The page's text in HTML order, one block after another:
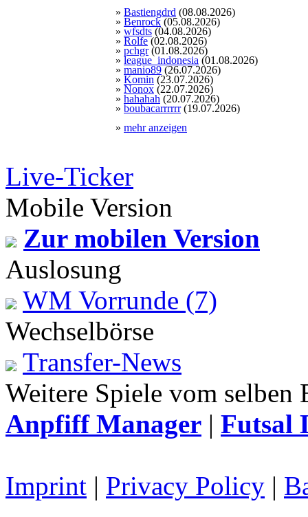
» Bastiengdrd (08.08.2026)
» Benrock (05.08.2026)
» wfsdts (04.08.2026)
» Rolfe (02.08.2026)
» pchgr(01.08.2026)
» league_indonesia (01.08.2026)
» manio89 (26.07.2026)
» Komin (23.07.2026)
» Nonox (22.07.2026)
» hahahah (20.07.2026)
» boubacarrrrrr(19.07.2026)
» mehr anzeigen
Live-Ticker
Mobile Version
Zur mobilen Version
Auslosung
WM Vorrunde (7)
Wechselbörse
Transfer-News
Weitere Spiele vom
Anpfiff Manager | Futsal
Imprint | Privacy Policy |